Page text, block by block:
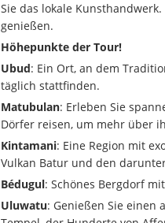
Sie das lokale
genießen.
Höhepunkte der Tour!
Ubud: Ein Ort, an dem
täglich stattfinden.
Matubulan: Erleben Sie
Dörfer reisen, um mehr über
Kintamani: Eine Region mit
Vulkan Batur und den
Bédugul: Schönes Bergdorf
Uluwatu: Genießen Sie einen